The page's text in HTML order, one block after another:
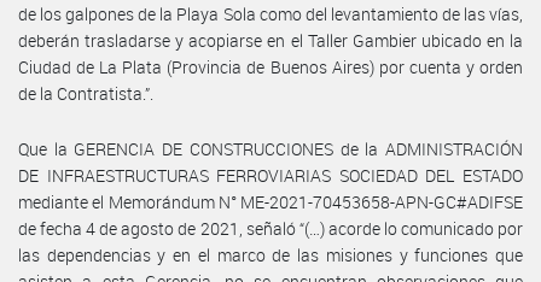
de los galpones de la Playa Sola como del levantamiento de las vías,
deberán trasladarse y acopiarse en el Taller Gambier ubicado en la
Ciudad de La Plata (Provincia de Buenos Aires) por cuenta y orden
de la Contratista.”.
Que la GERENCIA DE CONSTRUCCIONES de la ADMINISTRACIÓN
DE INFRAESTRUCTURAS FERROVIARIAS SOCIEDAD DEL ESTADO
mediante el Memorándum N° ME-2021-70453658-APN-GC#ADIFSE
de fecha 4 de agosto de 2021, señaló “(…) acorde lo comunicado por
las dependencias y en el marco de las misiones y funciones que